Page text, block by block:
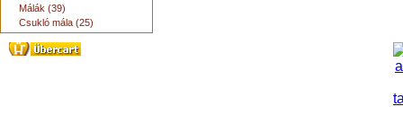
Málák (39)
Csukló mála (25)